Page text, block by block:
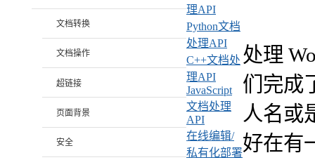
处理
们完成
人名或
好在有
文档转换
文档操作
超链接
页面背景
安全
理API
Python文档
处理API
C++文档处
理API
JavaScript
文档处理
API
在线编辑/
私有化部署